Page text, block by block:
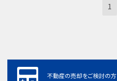
1
不動産の売却をご検討の方